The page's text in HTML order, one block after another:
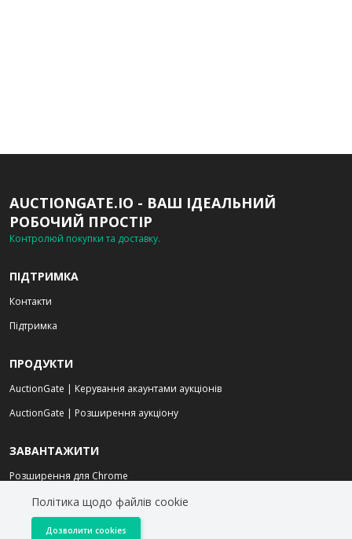
AUCTIONGATE.IO - ВАШ ІДЕАЛЬНИЙ
РОБОЧИЙ ПРОСТІР
Контролюй покупки та доставку.
ПІДТРИМКА
Контакти
Підтримка
ПРОДУКТИ
AuctionGate | Керування акаунтами аукціонів
AuctionGate | Розширення аукціону
ЗАВАНТАЖИТИ
Розширення для Chrome
Для мобільного
Політика щодо файлів cookie
Дозволити cookies